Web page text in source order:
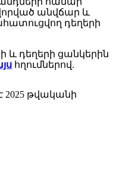
անվճար և
դեղերի
դեղերի ցանկերին
հղումներով.
2025 թվականի